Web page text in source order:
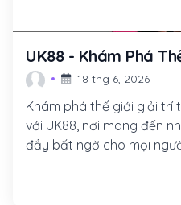
UK88 - Khám Phá
Tuyến Đầy Kỳ Thú
18 thg 6, 2026
Khám phá thế giới giải trí
với UK88, nơi mang đến
đầy bất ngờ cho mọi